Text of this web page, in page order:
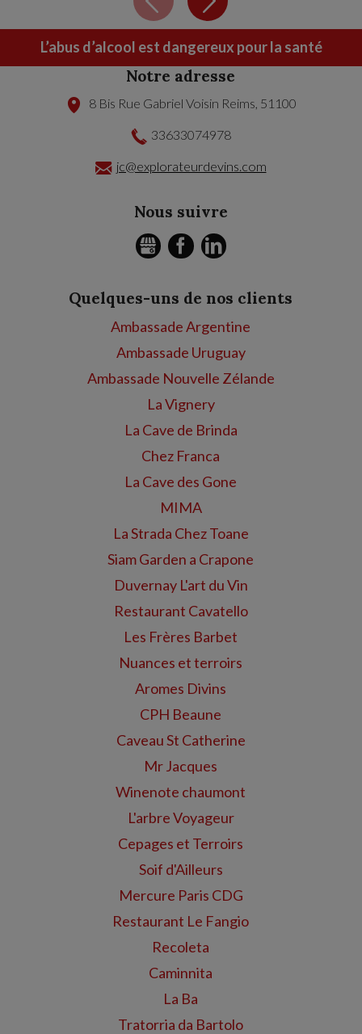
L’abus d’alcool est dangereux pour la santé
Notre adresse
8 Bis Rue Gabriel Voisin Reims 51100
33633074978
jc@explorateurdevins.com
Nous suivre
GMB FACEBOOK
Quelques-uns de nos clients
Ambassade Argentine
Ambassade Uruguay
Ambassade Nouvelle Zélande
La Vignery
La Cave de Brinda
Chez Franca
La Cave des Gone
MIMA
La Strada Chez Toane
Siam Garden a Crapone
Duvernay L'art du Vin
Restaurant Cavatello
Les Frères Barbet
Nuances et terroirs
Aromes Divins
CPH Beaune
Caveau St Catherine
Mr Jacques
Winenote chaumont
L'arbre Voyageur
Cepages et Terroirs
Soif d'Ailleurs
Mercure Paris CDG
Restaurant Le Fangio
Recoleta
Caminnita
La Ba
Tratorria da Bartolo